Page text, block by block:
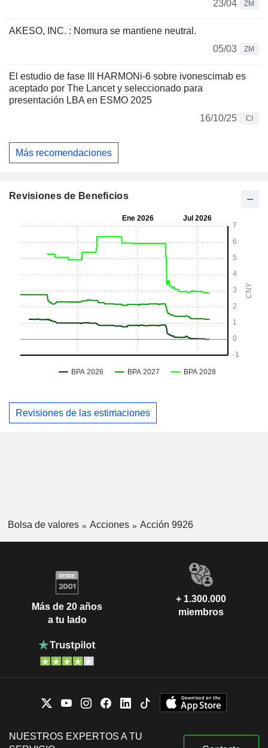
23/04
ZM
AKESO, INC. : Nomura se mantiene neutral.
05/03
ZM
El estudio de fase III HARMONi-6 sobre ivonescimab es
aceptado por The Lancet y seleccionado para
presentación LBA en ESMO 2025
16/10/25
CI
Más recomendaciones
Revisiones de Beneficios
Revisiones de las estimaciones
Bolsa de valores Acciones Acción 9926
Más de 20 años
a tu lado
+ 1.300.000
miembros
NUESTROS EXPERTOS A TU